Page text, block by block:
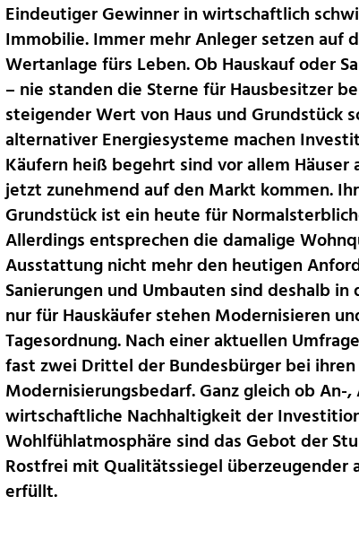
und sparsam: Mit Heizungssystemen aus Edelstahl Rostfrei
sparen Hausbesitzer bares Geld.
© WZV/Viessmann
Für
Eindeutiger Gewinner in wirtschaftlich
Immobilie. Immer mehr Anleger setzen auf
Wertanlage fürs Leben. Ob Hauskauf oder
– nie standen die Sterne für Hausbesitzer
steigender Wert von Haus und Grundstück
alternativer Energiesysteme machen
Käufern heiß begehrt sind vor allem Häuser
jetzt zunehmend auf den Markt kommen.
Grundstück ist ein heute für
Allerdings entsprechen die damalige
Ausstattung nicht mehr den heutigen
Sanierungen und Umbauten sind deshalb
nur für Hauskäufer stehen Modernisieren
Tagesordnung. Nach einer aktuellen
fast zwei Drittel der Bundesbürger bei
Modernisierungsbedarf. Ganz gleich ob An-
wirtschaftliche Nachhaltigkeit der
Wohlfühlatmosphäre sind das Gebot der
Rostfrei mit Qualitätssiegel überzeugender
erfüllt.